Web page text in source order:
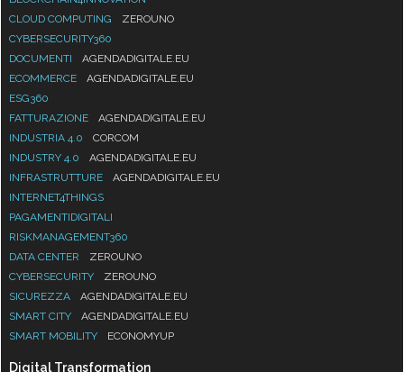
CLOUD COMPUTING
ZEROUNO
CYBERSECURITY360
DOCUMENTI
AGENDADIGITALE.EU
ECOMMERCE
AGENDADIGITALE.EU
ESG360
FATTURAZIONE
AGENDADIGITALE.EU
INDUSTRIA 4.0
CORCOM
INDUSTRY 4.0
AGENDADIGITALE.EU
INFRASTRUTTURE
AGENDADIGITALE.EU
INTERNET4THINGS
PAGAMENTIDIGITALI
RISKMANAGEMENT360
DATA CENTER
ZEROUNO
CYBERSECURITY
ZEROUNO
SICUREZZA
AGENDADIGITALE.EU
SMART CITY
AGENDADIGITALE.EU
SMART MOBILITY
ECONOMYUP
Digital Transformation